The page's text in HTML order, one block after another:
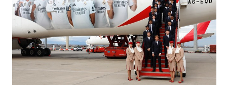
Aktuální FR + archiv
Letecká muzea
VFR Communication app
The SAFE Guide app